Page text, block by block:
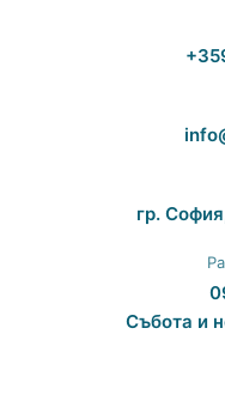
гр.
Събота и